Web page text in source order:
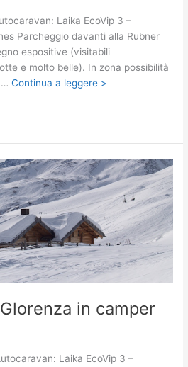
Laika EcoVip 3 –
Parcheggio davanti alla Rubner
espositive (visitabili
e molto belle). In zona possibilità
Continua a leggere >
in camper
Laika EcoVip 3 –